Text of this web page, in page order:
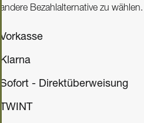
andere Bezahlalternative zu wählen.
Vorkasse
Klarna
Sofort - Direktüberweisung
TWINT